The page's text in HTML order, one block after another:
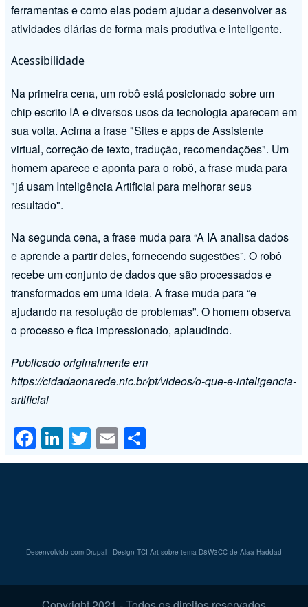
ferramentas e como elas podem ajudar a desenvolver as
atividades diárias de forma mais produtiva e inteligente.
Acessibilidade
Na primeira cena, um robô está posicionado sobre um
chip escrito IA e diversos usos da tecnologia aparecem em
sua volta. Acima a frase "Sites e apps de Assistente
virtual, correção de texto, tradução, recomendações". Um
homem aparece e aponta para o robô, a frase muda para
"já usam Inteligência Artificial para melhorar seus
resultado".
Na segunda cena, a frase muda para “A IA analisa dados
e aprende a partir deles, fornecendo sugestões”. O robô
recebe um conjunto de dados que são processados e
transformados em uma ideia. A frase muda para “e
ajudando na resolução de problemas”. O homem observa
o processo e fica impressionado, aplaudindo.
Publicado originalmente em
https://cidadaonarede.nic.br/pt/videos/o-que-e-inteligencia-
artificial
F
a
o
k
Li
n
n
T
wi
E
m h
Desenvolvido com Drupal - Design TCI Art sobre tema D8W3CC de Alaa Haddad